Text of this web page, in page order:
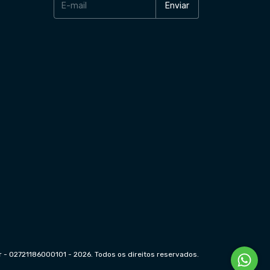
- 02721186000101 - 2026. Todos os direitos reservados.